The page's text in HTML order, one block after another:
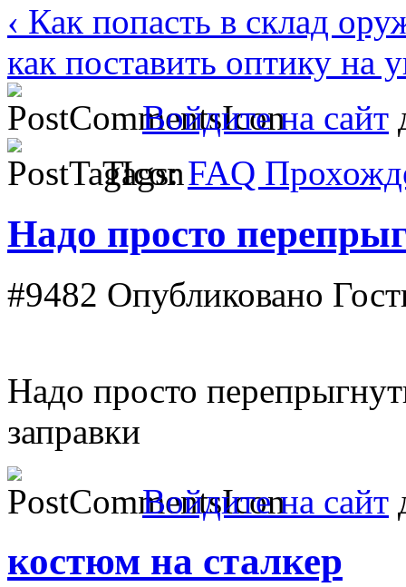
‹ Как попасть в склад
как поставить оптику на
Войдите на сайт
Tags:FAQ
Надо просто
#9482 Опубликовано
Надо просто
заправки
Войдите на сайт
костюм на сталкер